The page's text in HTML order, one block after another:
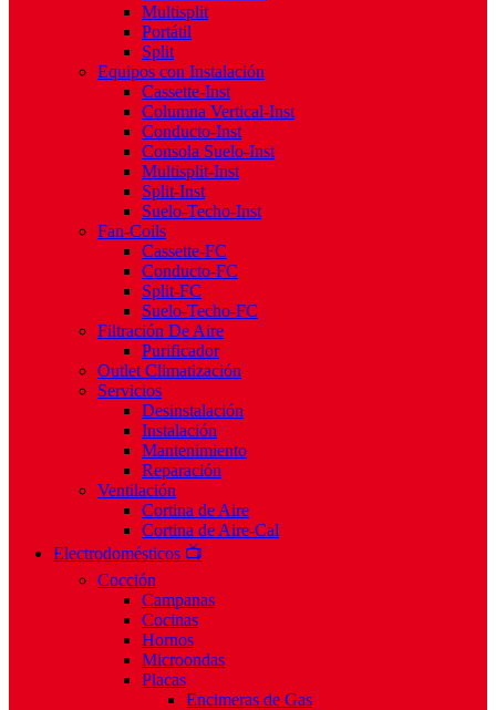
Multisplit
Portátil
Split
Equipos con Instalación
Cassette-Inst
Columna Vertical-Inst
Conducto-Inst
Consola Suelo-Inst
Multisplit-Inst
Split-Inst
Suelo-Techo-Inst
Fan-Coils
Cassette-FC
Conducto-FC
Split-FC
Suelo-Techo-FC
Filtración De Aire
Purificador
Outlet Climatización
Servicios
Desinstalación
Instalación
Mantenimiento
Reparación
Ventilación
Cortina de Aire
Cortina de Aire-Cal
Electrodomésticos 📺
Cocción
Campanas
Cocinas
Hornos
Microondas
Placas
Encimeras de Gas